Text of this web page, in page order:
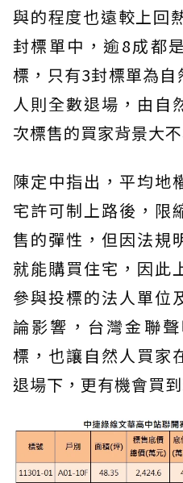
與的程度也遠較上回
封標單中，逾8成都
標，只有3封標單為
人則全數退場，由自
次標售的買家背景大不
陳定中指出，平均地
宅許可制上路後，限
售的彈性，但因法規
就能購買住宅，因此
參與投標的法人單位
論影響，台灣金聯
標，也讓自然人買家
退場下，更有機會買